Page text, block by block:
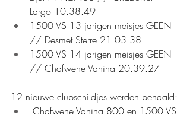
Largo 10.38.49
1500 VS 13 jarigen meisjes GEEN
// Desmet Sterre 21.03.38
1500 VS 14 jarigen meisjes GEEN
// Chafwehe Vanina 20.39.27
12 nieuwe clubschildjes werden behaald:
Chafwehe Vanina 800 en 1500 VS